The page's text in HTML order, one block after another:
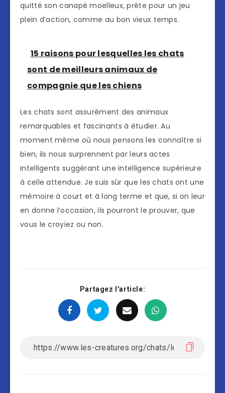
quitté son canapé moelleux, prête pour un jeu
plein d’action, comme au bon vieux temps.
15 raisons pour lesquelles les chats
sont de meilleurs animaux de
compagnie que les chiens
Les chats sont assurément des animaux
remarquables et fascinants à étudier. Au
moment même où nous pensons les connaître si
bien, ils nous surprennent par leurs actes
intelligents suggérant une intelligence supérieure
à celle attendue. Je suis sûr que les chats ont une
mémoire à court et à long terme et que, si on leur
en donne l’occasion, ils pourront le prouver, que
vous le croyiez ou non.
Partagez l'article: